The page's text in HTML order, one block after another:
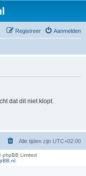
Aanmelden
Registreer
dat dit niet klopt.
Alle tijden zijn UTC+02:00
phpBB Limited